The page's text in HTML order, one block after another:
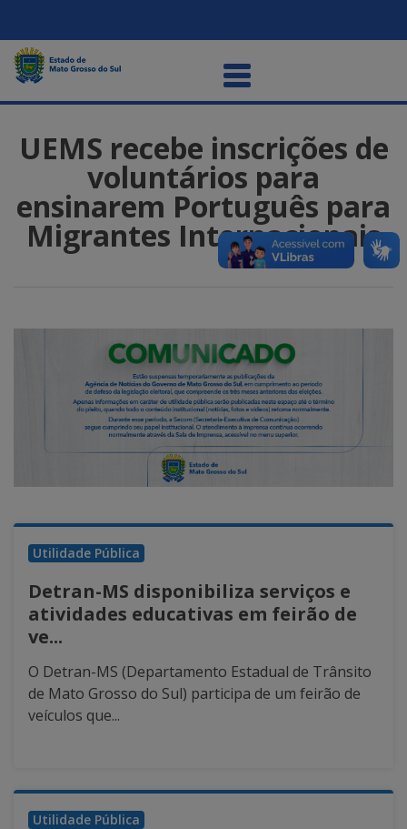
UEMS recebe inscrições de
voluntários para
ensinarem Português para
Migrantes Internacionais
Utilidade Pública
Detran-MS disponibiliza serviços e
atividades educativas em feirão de
ve...
O Detran-MS (Departamento Estadual de Trânsito
de Mato Grosso do Sul) participa de um feirão de
veículos que...
Utilidade Pública